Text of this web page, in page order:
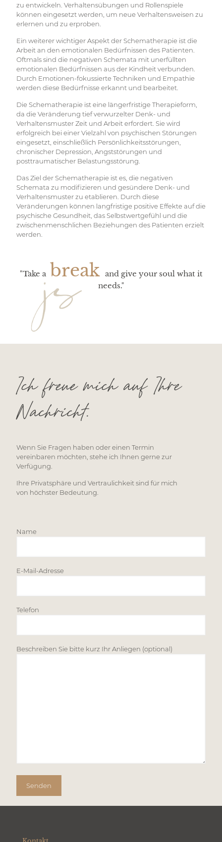
zu entwickeln. Verhaltensübungen und Rollenspiele
können eingesetzt werden, um neue Verhaltensweisen zu
erlernen und zu erproben.
Ein weiterer wichtiger Aspekt der Schematherapie ist die
Arbeit an den emotionalen Bedürfnissen des Patienten.
Oftmals sind die negativen Schemata mit unerfüllten
emotionalen Bedürfnissen aus der Kindheit verbunden.
Durch Emotionen-fokussierte Techniken und Empathie
werden diese Bedürfnisse erkannt und bearbeitet.
Die Schematherapie ist eine längerfristige Therapieform,
da die Veränderung tief verwurzelter Denk- und
Verhaltensmuster Zeit und Arbeit erfordert. Sie wird
erfolgreich bei einer Vielzahl von psychischen Störungen
eingesetzt, einschließlich Persönlichkeitsstörungen,
chronischer Depression, Angststörungen und
posttraumatischer Belastungsstörung.
Das Ziel der Schematherapie ist es, die negativen
Schemata zu modifizieren und gesündere Denk- und
Verhaltensmuster zu etablieren. Durch diese
Veränderungen können langfristige positive Effekte auf die
psychische Gesundheit, das Selbstwertgefühl und die
zwischenmenschlichen Beziehungen des Patienten erzielt
werden.
"Take a break and give your soul what it
needs."
Ich freue mich auf Ihre
Nachricht.
Wenn Sie Fragen haben oder einen Termin
vereinbaren möchten, stehe ich Ihnen gerne zur
Verfügung.
Ihre Privatsphäre und Vertraulichkeit sind für mich
von höchster Bedeutung.
Name
E-Mail-Adresse
Telefon
Beschreiben Sie bitte kurz Ihr Anliegen (optional)